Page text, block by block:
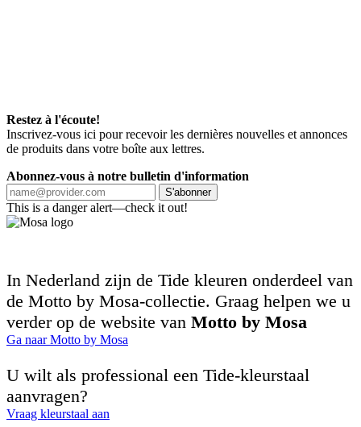
Restez à l'écoute!
Inscrivez-vous ici pour recevoir les dernières nouvelles et annonces
de produits dans votre boîte aux lettres.
Abonnez-vous à notre bulletin d'information
S'abonner
This is a danger alert—check it out!
In Nederland zijn de Tide kleuren onderdeel van
de Motto by Mosa-collectie. Graag helpen we u
verder op de website van Motto by Mosa
Ga naar Motto by Mosa
U wilt als professional een Tide-kleurstaal
aanvragen?
Vraag kleurstaal aan